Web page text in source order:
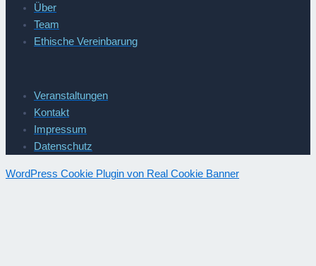
Über
Team
Ethische Vereinbarung
Veranstaltungen
Kontakt
Impressum
Datenschutz
WordPress Cookie Plugin von Real Cookie Banner